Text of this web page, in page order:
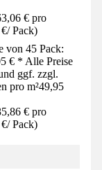
€ pro
/ Pack)
von 45 Pack:
€ * Alle Preise
ggf. zzgl.
pro m²49,95
€ pro
/ Pack)